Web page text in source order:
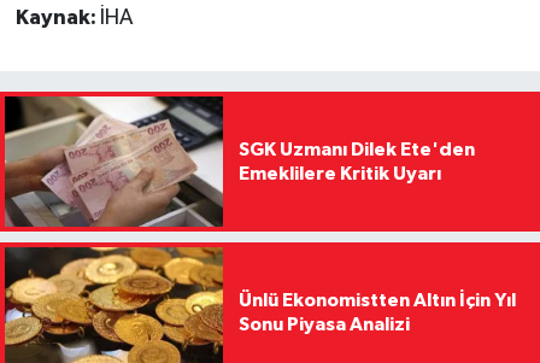
Kaynak: İHA
SGK Uzmanı Dilek Ete'den
Emeklilere Kritik Uyarı
Ünlü Ekonomistten Altın İçin Yıl
Sonu Piyasa Analizi